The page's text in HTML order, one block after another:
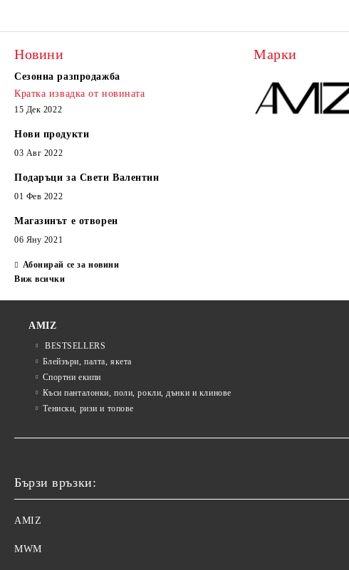
Новини
Сезонна разпродажба
Кратка извадка от новината
15 Дек 2022
Нови продукти
03 Авг 2022
Подаръци за Свети Валентин
01 Фев 2022
Магазинът е отворен
06 Яну 2021
Абонирай се за новини
Виж всички
Марки
AMIZ
BESTSELLERS
Блейзъри, палта, якета
Спортни екипи
Къси панталонки, поли, рокли, дънки и клинове
Тениски, ризи и топове
Бързи връзки:
AMIZ
MWM